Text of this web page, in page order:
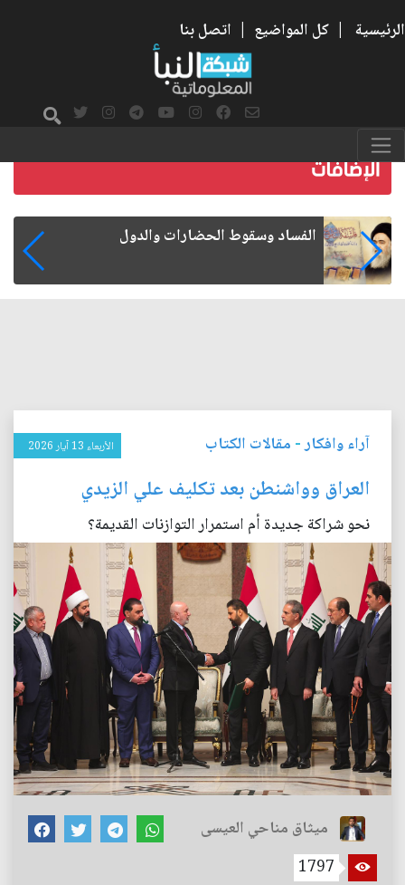
الرئيسية | كل المواضيع | اتصل بنا
رواتب الموظفين على صفيح ساخن
آراء وافكار- مقالات الكتاب الأربعاء 13 آيار 2026
العراق وواشنطن بعد تكليف علي الزيدي
نحو شراكة جديدة أم استمرار التوازنات القديمة؟
ميثاق مناحي العيسى
1797